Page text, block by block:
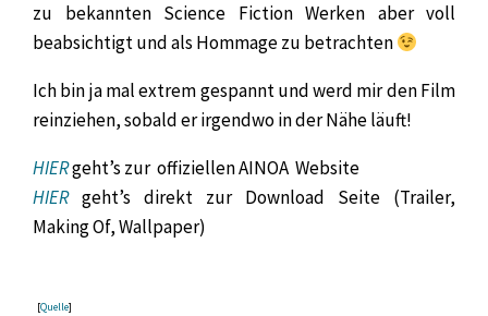
zu bekannten Science Fiction Werken aber voll
beabsichtigt und als Hommage zu betrachten
Ich bin ja mal extrem gespannt und werd mir den Film
reinziehen, sobald er irgendwo in der Nähe läuft!
HIERgeht’s zur offiziellen AINOA Website
HIERgeht’s direkt zur Download Seite (Trailer,
Making Of, Wallpaper)
[Quelle]